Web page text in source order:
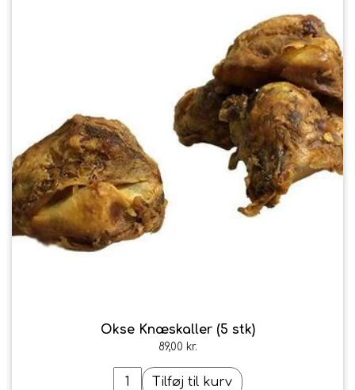
Okse Knæskaller (5 stk)
89,00 kr.
Tilføj til kurv